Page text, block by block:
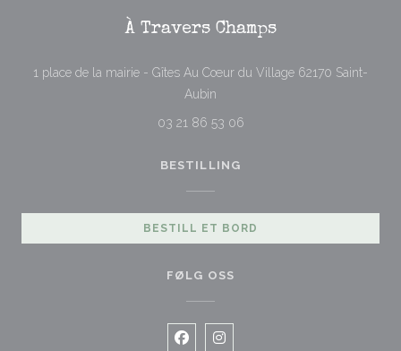
À Travers Champs
1 place de la mairie - Gîtes Au Cœur du Village 62170 Saint-
Aubin
03 21 86 53 06
BESTILLING
BESTILL ET BORD
FØLG OSS
Facebook ((åpner i et nytt vindu))
Instagram ((åpner i et nytt